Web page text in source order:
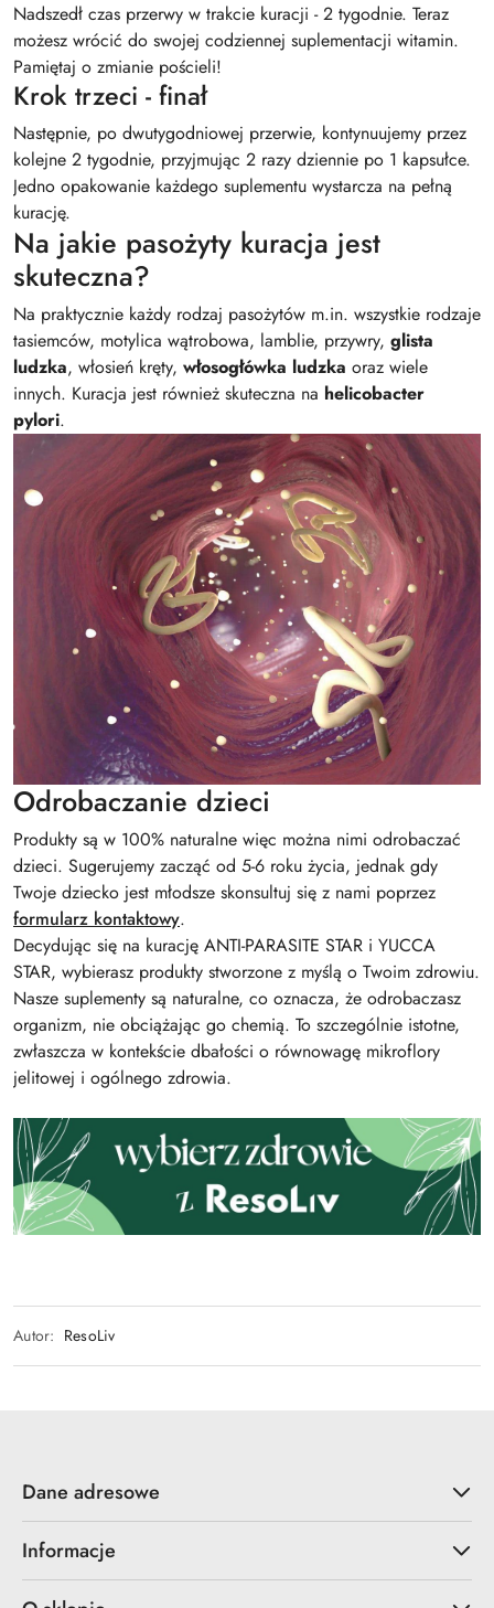
Nadszedł czas przerwy w trakcie kuracji - 2 tygodnie. Teraz
możesz wrócić do swojej codziennej suplementacji witamin.
Pamiętaj o zmianie pościeli!
Krok trzeci - finał
Następnie, po dwutygodniowej przerwie, kontynuujemy przez
kolejne 2 tygodnie, przyjmując 2 razy dziennie po 1 kapsułce.
Jedno opakowanie każdego suplementu wystarcza na pełną
kurację.
Na jakie pasożyty kuracja jest
skuteczna?
Na praktycznie każdy rodzaj pasożytów m.in. wszystkie rodzaje
tasiemców, motylica wątrobowa, lamblie, przywry, glista
ludzka, włosień kręty, włosogłówka ludzka oraz wiele
innych. Kuracja jest również skuteczna na helicobacter
pylori.
Odrobaczanie dzieci
Produkty są w 100% naturalne więc można nimi odrobaczać
dzieci. Sugerujemy zacząć od 5-6 roku życia, jednak gdy
Twoje dziecko jest młodsze skonsultuj się z nami poprzez
formularz kontaktowy.
Decydując się na kurację ANTI-PARASITE STAR i YUCCA
STAR, wybierasz produkty stworzone z myślą o Twoim zdrowiu.
Nasze suplementy są naturalne, co oznacza, że odrobaczasz
organizm, nie obciążając go chemią. To szczególnie istotne,
zwłaszcza w kontekście dbałości o równowagę mikroflory
jelitowej i ogólnego zdrowia.
Autor: ResoLiv
Dane adresowe
Informacje